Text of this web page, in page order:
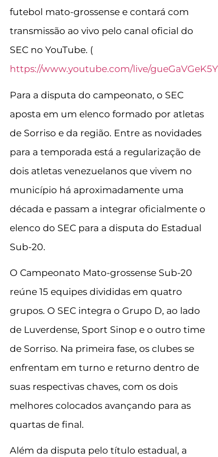
futebol mato-grossense e contará com
transmissão ao vivo pelo canal oficial do
SEC no YouTube. (
https://www.youtube.com/live/gueGaVGeK5Y
Para a disputa do campeonato, o SEC
aposta em um elenco formado por atletas
de Sorriso e da região. Entre as novidades
para a temporada está a regularização de
dois atletas venezuelanos que vivem no
município há aproximadamente uma
década e passam a integrar oficialmente o
elenco do SEC para a disputa do Estadual
Sub-20.
O Campeonato Mato-grossense Sub-20
reúne 15 equipes divididas em quatro
grupos. O SEC integra o Grupo D, ao lado
de Luverdense, Sport Sinop e o outro time
de Sorriso. Na primeira fase, os clubes se
enfrentam em turno e returno dentro de
suas respectivas chaves, com os dois
melhores colocados avançando para as
quartas de final.
Além da disputa pelo título estadual, a